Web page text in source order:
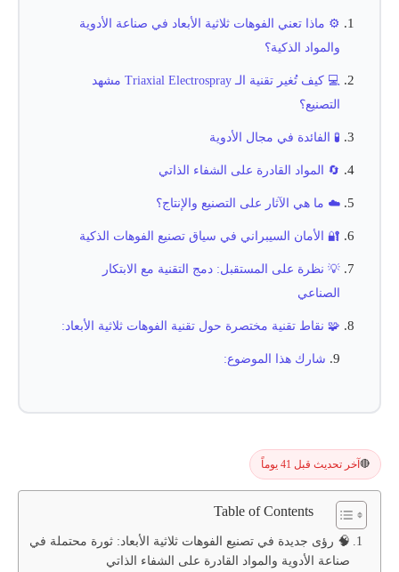
⚙️ ماذا تعني الفوهات ثلاثية الأبعاد في صناعة الأدوية
والمواد الذكية؟
💻 كيف تُغير تقنية الـ Triaxial Electrospray مشهد
التصنيع؟
🧪 الفائدة في مجال الأدوية
🔄 المواد القادرة على الشفاء الذاتي
☁️ ما هي الآثار على التصنيع والإنتاج؟
🔐 الأمان السيبراني في سياق تصنيع الفوهات الذكية
💡 نظرة على المستقبل: دمج التقنية مع الابتكار
الصناعي
🧩 نقاط تقنية مختصرة حول تقنية الفوهات ثلاثية الأبعاد:
شارك هذا الموضوع:
🔴آخر تحديث قبل 41 يوماً
Table of Contents
🧠 رؤى جديدة في تصنيع الفوهات ثلاثية الأبعاد: ثورة محتملة في
صناعة الأدوية والمواد القادرة على الشفاء الذاتي